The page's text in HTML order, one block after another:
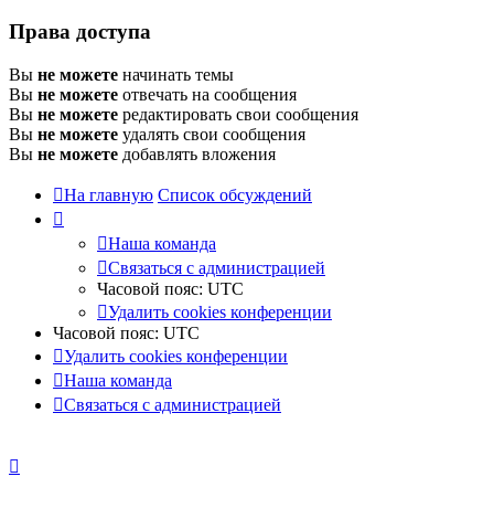
Права доступа
Вы не можете начинать темы
Вы не можете отвечать на сообщения
Вы не можете редактировать свои сообщения
Вы не можете удалять свои сообщения
Вы не можете добавлять вложения
На главную Список обсуждений
Наша команда
Связаться с администрацией
Часовой пояс: UTC
Удалить cookies конференции
Часовой пояс: UTC
Удалить cookies конференции
Наша команда
Связаться с администрацией